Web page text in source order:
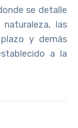
se detalle
las
y demás
a la